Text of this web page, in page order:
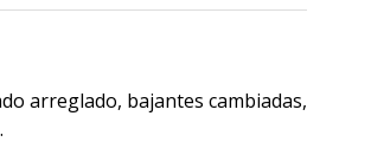
arreglado, bajantes cambiadas,